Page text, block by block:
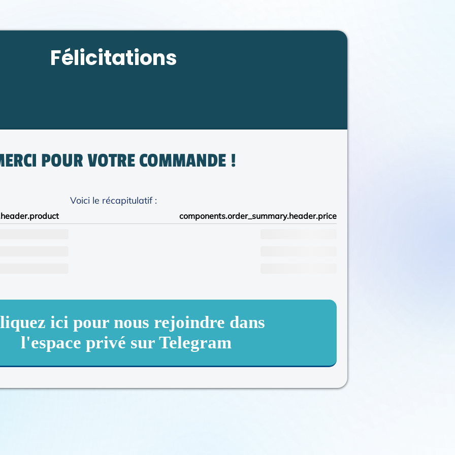
Félicitations
POUR VOTRE COMMANDE !
Voici le récapitulatif :
components.order_summary.header.price
ici pour nous rejoindre dans
l'espace privé sur Telegram